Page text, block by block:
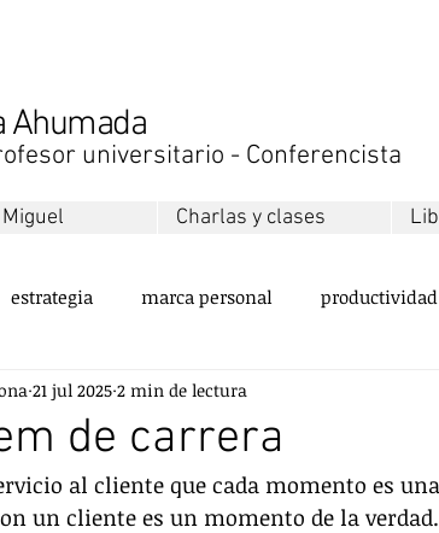
Ahumada
universitario - Conferencista
Charlas y clases
estrategia marca personal productividad
personal equipos
servicio al cliente valores
de carrera
21 jul 2025 2 min de lectura
al cliente que cada momento es
un cliente es un momento de la verdad.